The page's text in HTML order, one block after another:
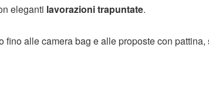
eleganti lavorazioni trapuntate.
fino alle camera bag e alle proposte con